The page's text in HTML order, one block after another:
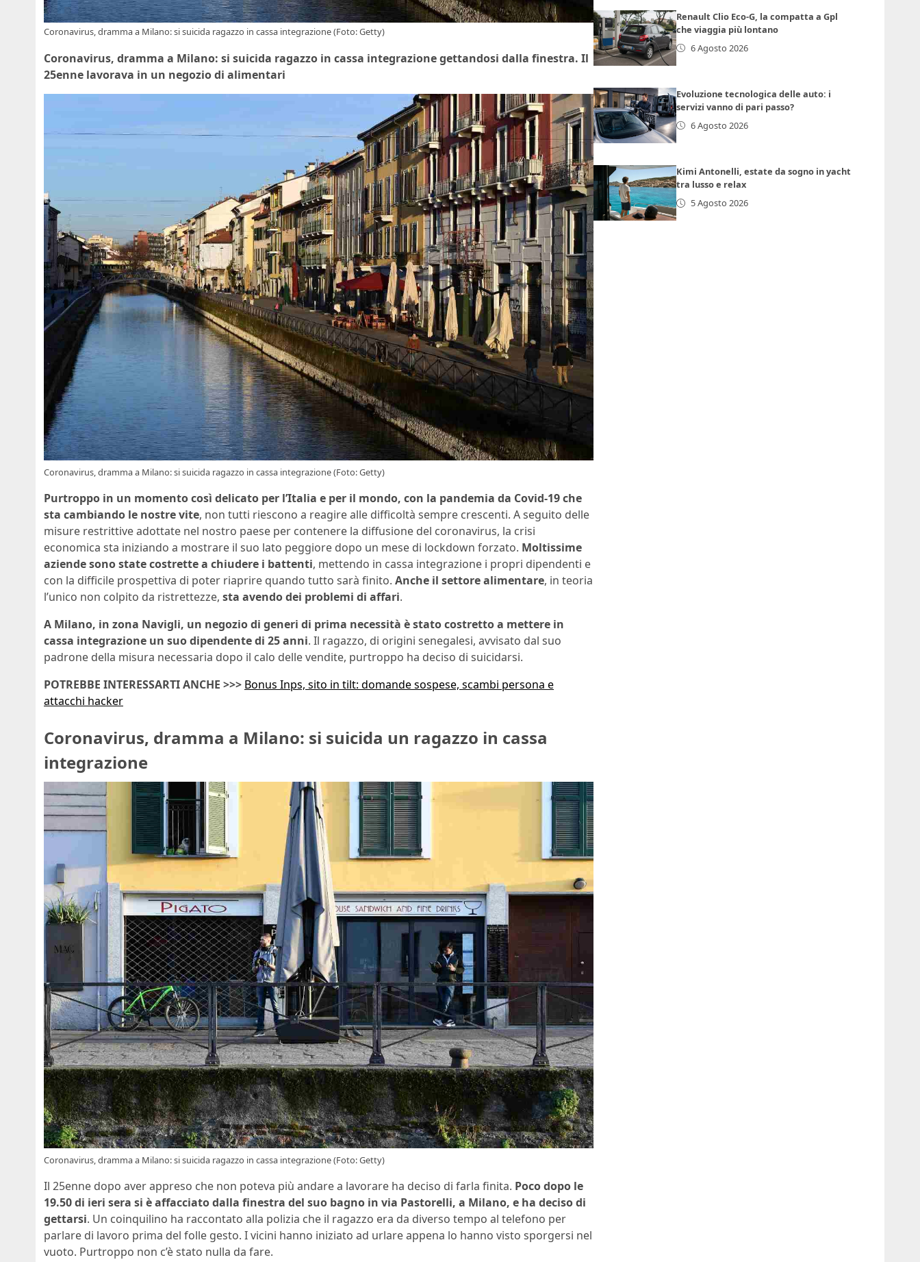
Coronavirus, dramma a Milano: si suicida ragazzo in cassa integrazione (Foto: Getty)
Coronavirus, dramma a Milano: si suicida ragazzo in cassa integrazione gettandosi dalla finestra. Il
25enne lavorava in un negozio di alimentari
Coronavirus, dramma a Milano: si suicida ragazzo in cassa integrazione (Foto: Getty)
Purtroppo in un momento così delicato per l’Italia e per il mondo, con la pandemia da Covid-19 che
sta cambiando le nostre vite, non tutti riescono a reagire alle difficoltà sempre crescenti. A seguito delle
misure restrittive adottate nel nostro paese per contenere la diffusione del coronavirus, la crisi
economica sta iniziando a mostrare il suo lato peggiore dopo un mese di lockdown forzato. Moltissime
aziende sono state costrette a chiudere i battenti, mettendo in cassa integrazione i propri dipendenti e
con la difficile prospettiva di poter riaprire quando tutto sarà finito. Anche il settore alimentare, in teoria
l’unico non colpito da ristrettezze, sta avendo dei problemi di affari.
A Milano, in zona Navigli, un negozio di generi di prima necessità è stato costretto a mettere in
cassa integrazione un suo dipendente di 25 anni. Il ragazzo, di origini senegalesi, avvisato dal suo
padrone della misura necessaria dopo il calo delle vendite, purtroppo ha deciso di suicidarsi.
POTREBBE INTERESSARTI ANCHE >>> Bonus Inps, sito in tilt: domande sospese, scambi persona e
attacchi hacker
Coronavirus, dramma a Milano: si suicida un ragazzo in cassa
integrazione
Coronavirus, dramma a Milano: si suicida ragazzo in cassa integrazione (Foto: Getty)
Il 25enne dopo aver appreso che non poteva più andare a lavorare ha deciso di farla finita. Poco dopo le
19.50 di ieri sera si è affacciato dalla finestra del suo bagno in via Pastorelli, a Milano, e ha deciso di
gettarsi. Un coinquilino ha raccontato alla polizia che il ragazzo era da diverso tempo al telefono per
parlare di lavoro prima del folle gesto. I vicini hanno iniziato ad urlare appena lo hanno visto sporgersi nel
vuoto. Purtroppo non c’è stato nulla da fare.
Renault Clio Eco-G, la compatta a Gpl
che viaggia più lontano
6 Agosto 2026
Evoluzione tecnologica delle auto: i
servizi vanno di pari passo?
6 Agosto 2026
Kimi Antonelli, estate da sogno in yacht
tra lusso e relax
5 Agosto 2026